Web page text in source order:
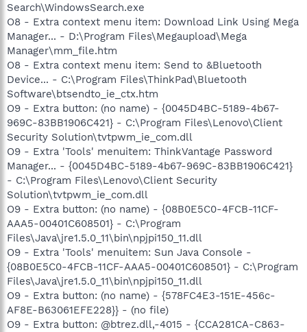
Search\WindowsSearch.exe
O8 - Extra context menu item: Download Link Using Mega
Manager... - D:\Program Files\Megaupload\Mega
Manager\mm_file.htm
O8 - Extra context menu item: Send to &Bluetooth
Device... - C:\Program Files\ThinkPad\Bluetooth
Software\btsendto_ie_ctx.htm
O9 - Extra button: (no name) - {0045D4BC-5189-4b67-
969C-83BB1906C421} - C:\Program Files\Lenovo\Client
Security Solution\tvtpwm_ie_com.dll
O9 - Extra 'Tools' menuitem: ThinkVantage Password
Manager... - {0045D4BC-5189-4b67-969C-83BB1906C421}
- C:\Program Files\Lenovo\Client Security
Solution\tvtpwm_ie_com.dll
O9 - Extra button: (no name) - {08B0E5C0-4FCB-11CF-
AAA5-00401C608501} - C:\Program
Files\Java\jre1.5.0_11\bin\npjpi150_11.dll
O9 - Extra 'Tools' menuitem: Sun Java Console -
{08B0E5C0-4FCB-11CF-AAA5-00401C608501} - C:\Program
Files\Java\jre1.5.0_11\bin\npjpi150_11.dll
O9 - Extra button: (no name) - {578FC4E3-151E-456c-
AF8E-B63061EFE228}} - (no file)
O9 - Extra button: @btrez.dll,-4015 - {CCA281CA-C863-